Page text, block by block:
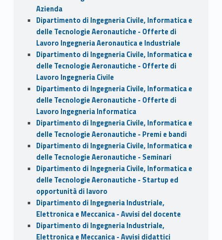
Azienda
Dipartimento di Ingegneria Civile, Informatica e
delle Tecnologie Aeronautiche - Offerte di
Lavoro Ingegneria Aeronautica e Industriale
Dipartimento di Ingegneria Civile, Informatica e
delle Tecnologie Aeronautiche - Offerte di
Lavoro Ingegneria Civile
Dipartimento di Ingegneria Civile, Informatica e
delle Tecnologie Aeronautiche - Offerte di
Lavoro Ingegneria Informatica
Dipartimento di Ingegneria Civile, Informatica e
delle Tecnologie Aeronautiche - Premi e bandi
Dipartimento di Ingegneria Civile, Informatica e
delle Tecnologie Aeronautiche - Seminari
Dipartimento di Ingegneria Civile, Informatica e
delle Tecnologie Aeronautiche - Startup ed
opportunità di lavoro
Dipartimento di Ingegneria Industriale,
Elettronica e Meccanica - Avvisi del docente
Dipartimento di Ingegneria Industriale,
Elettronica e Meccanica - Avvisi didattici